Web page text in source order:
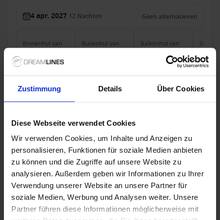
Zustimmung Details Über Cookies
Diese Webseite verwendet Cookies
Wir verwenden Cookies, um Inhalte und Anzeigen zu
personalisieren, Funktionen für soziale Medien anbieten
zu können und die Zugriffe auf unsere Website zu
analysieren. Außerdem geben wir Informationen zu Ihrer
Verwendung unserer Website an unsere Partner für
soziale Medien, Werbung und Analysen weiter. Unsere
Partner führen diese Informationen möglicherweise mit
4 apr. 2027 12 Nachten Geen alternatieven
Binnenhutvan
was954 €
Buitenhutvan Balkonhutvan
p.p.
1.345 €
Suite
was
Alleen Cruise
trans-Atlantisch vanaf Fort Lauderdale,
Verenigde Staten met de Zuiderdam
Van Fort Lauderdale Naar Barcelona
Zuiderdam
Volpension
HAL - Vroegboekvoordelen